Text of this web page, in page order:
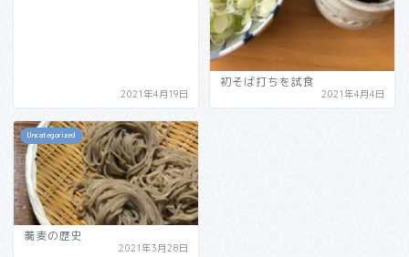
2021年4月19日
初そば打ちを試食
2021年4月4日
Uncategorized
蕎麦の歴史
2021年3月28日